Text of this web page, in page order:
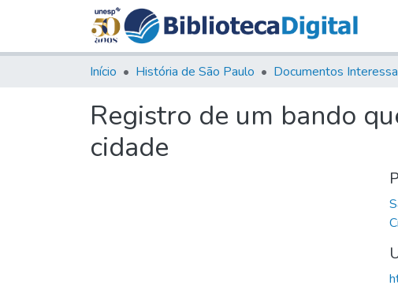
Início História de São Paulo Documentos
Registro de um bando
cidade